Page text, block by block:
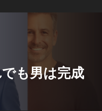
も男は完成